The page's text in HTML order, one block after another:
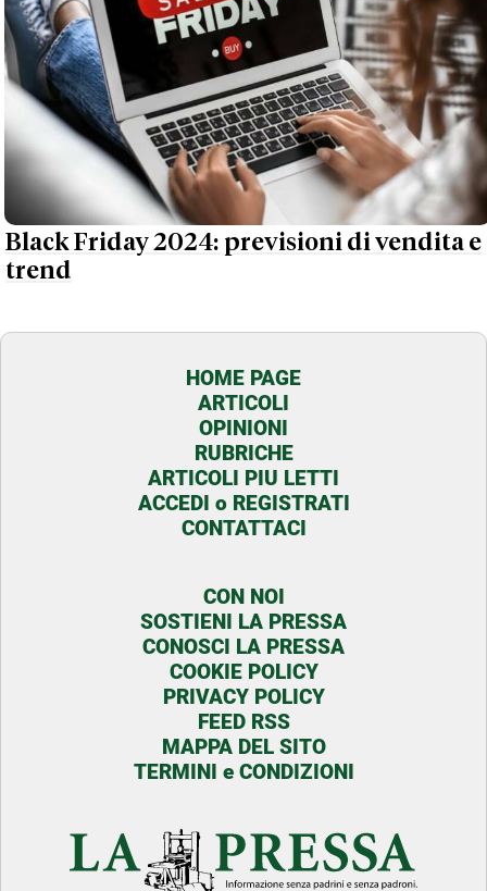
Black Friday 2024: previsioni di vendita e
trend
HOME PAGE
ARTICOLI
OPINIONI
RUBRICHE
ARTICOLI PIU LETTI
ACCEDI o REGISTRATI
CONTATTACI
CON NOI
SOSTIENI LA PRESSA
CONOSCI LA PRESSA
COOKIE POLICY
PRIVACY POLICY
FEED RSS
MAPPA DEL SITO
TERMINI e CONDIZIONI